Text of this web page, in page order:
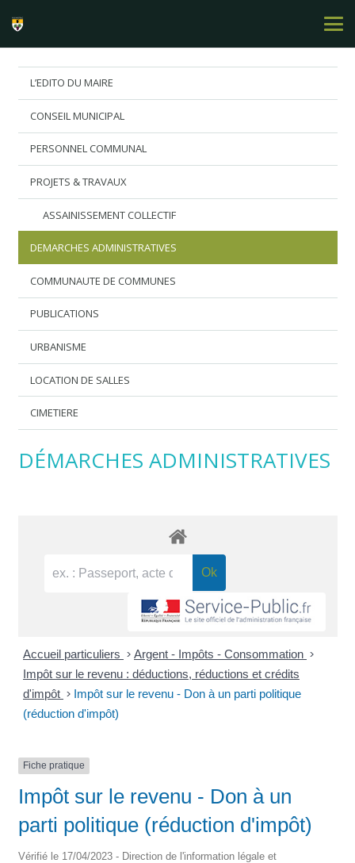
L’EDITO DU MAIRE
CONSEIL MUNICIPAL
PERSONNEL COMMUNAL
PROJETS & TRAVAUX
ASSAINISSEMENT COLLECTIF
DEMARCHES ADMINISTRATIVES
COMMUNAUTE DE COMMUNES
PUBLICATIONS
URBANISME
LOCATION DE SALLES
CIMETIERE
DÉMARCHES ADMINISTRATIVES
Accueil particuliers > Argent - Impôts - Consommation >
Impôt sur le revenu : déductions, réductions et crédits
d'impôt > Impôt sur le revenu - Don à un parti politique
(réduction d'impôt)
Fiche pratique
Impôt sur le revenu - Don à un
parti politique (réduction d'impôt)
Vérifié le 17/04/2023 - Direction de l'information légale et